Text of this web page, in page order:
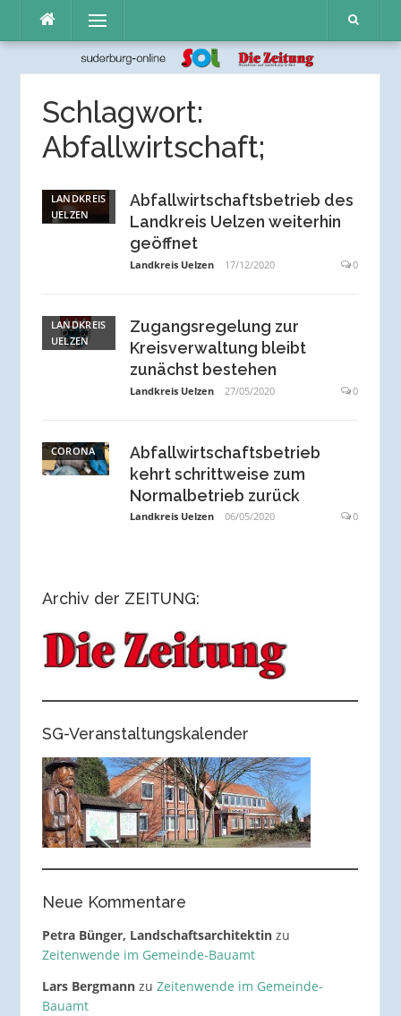
Inhalt
Menü
Schlagwort:
Abfallwirtschaft;
LANDKREIS
UELZEN
Abfallwirtschaftsbetrieb des
Landkreis Uelzen weiterhin
geöffnet
Landkreis Uelzen 17/12/2020 0
LANDKREIS
UELZEN
Zugangsregelung zur
Kreisverwaltung bleibt
zunächst bestehen
Landkreis Uelzen 27/05/2020 0
CORONA
Abfallwirtschaftsbetrieb
kehrt schrittweise zum
Normalbetrieb zurück
Landkreis Uelzen 06/05/2020 0
Archiv der ZEITUNG:
SG-Veranstaltungskalender
Neue Kommentare
Petra Bünger, Landschaftsarchitektinzu
Zeitenwende im Gemeinde-Bauamt
Lars Bergmannzu Zeitenwende im Gemeinde-
Bauamt